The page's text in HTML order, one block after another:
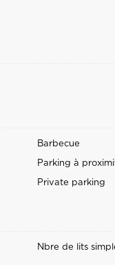
Barbecue
Parking à
Private parking
Nbre de lits